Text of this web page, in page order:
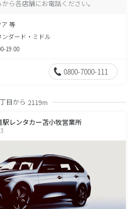
ら各店舗にお電話ください。
ア 等
ンダード・ミドル
19:00
0800-7000-111
目から 2119m
レンタカー苫小牧営業所